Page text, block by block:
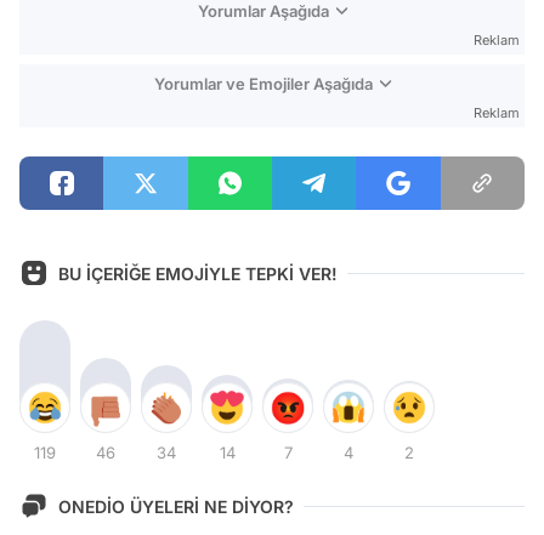
Yorumlar Aşağıda
Reklam
Yorumlar ve Emojiler Aşağıda
Reklam
BU İÇERİĞE EMOJİYLE TEPKİ VER!
119 46 34 14 7 4 2
ONEDİO ÜYELERİ NE DİYOR?